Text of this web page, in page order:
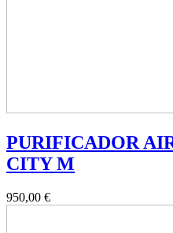
PURIFICADOR
CITY M
950,00 €